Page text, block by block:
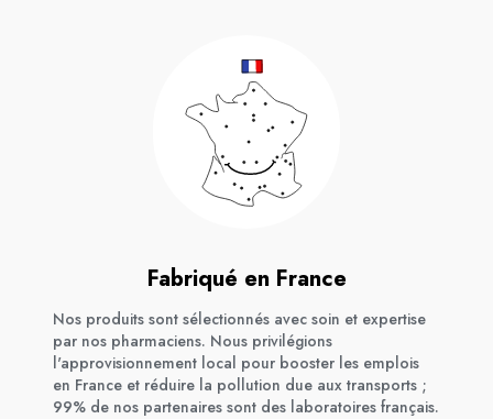
Fabriqué en France
Nos produits sont sélectionnés avec soin et expertise
par nos pharmaciens. Nous privilégions
l'approvisionnement local pour booster les emplois
en France et réduire la pollution due aux transports ;
99% de nos partenaires sont des laboratoires français.